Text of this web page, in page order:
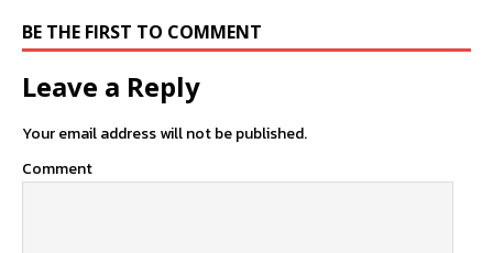
BE THE FIRST TO COMMENT
Leave a Reply
Your email address will not be published.
Comment